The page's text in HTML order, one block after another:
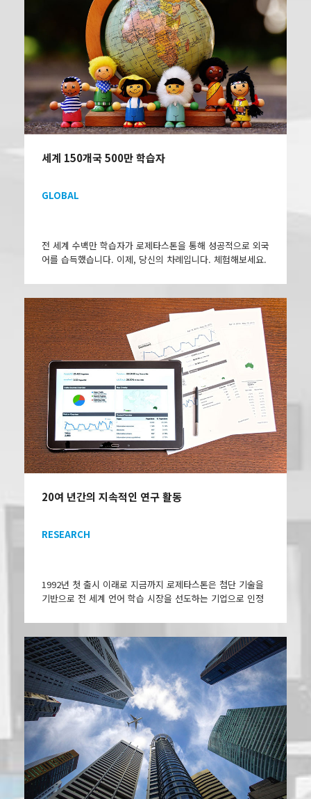
세계 150개국 500만 학습자
GLOBAL
전 세계 수백만 학습자가 로제타스톤을 통해 성공적으로 외국
어를 습득했습니다. 이제, 당신의 차례입니다. 체험해보세요.
20여 년간의 지속적인 연구 활동
RESEARCH
1992년 첫 출시 이래로 지금까지 로제타스톤은 첨단 기술을
기반으로 전 세계 언어 학습 시장을 선도하는 기업으로 인정